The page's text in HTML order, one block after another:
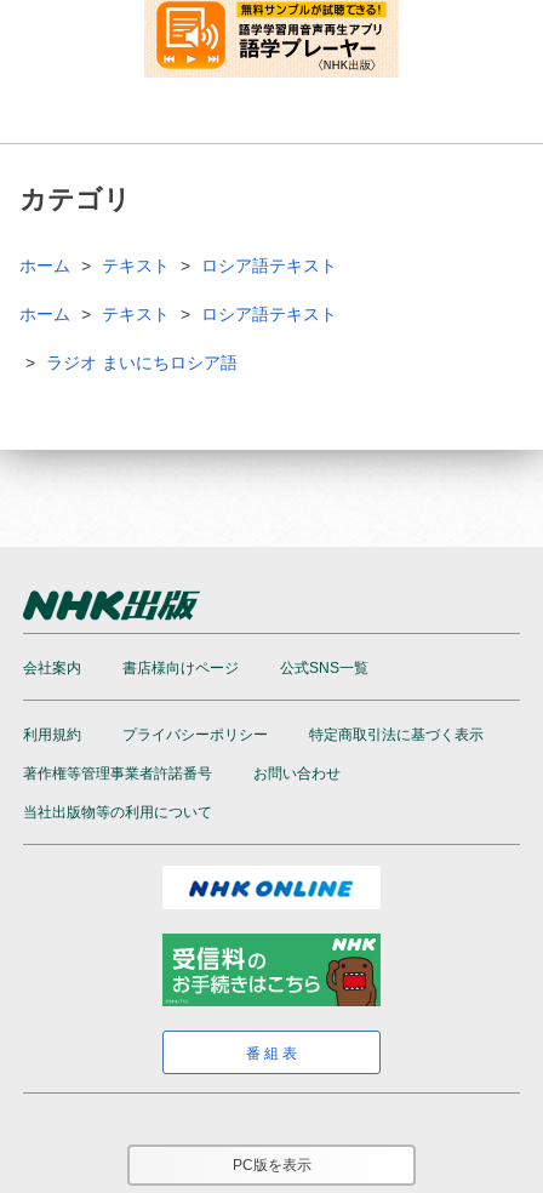
カテゴリ
ホーム テキスト ロシア語テキスト
ホーム テキスト ロシア語テキスト
ラジオ まいにちロシア語
会社案内 書店様向けページ 公式SNS一覧
利用規約 プライバシーポリシー 特定商取引法に基づく表示
著作権等管理事業者許諾番号 お問い合わせ
当社出版物等の利用について
番組表
PC版を表示